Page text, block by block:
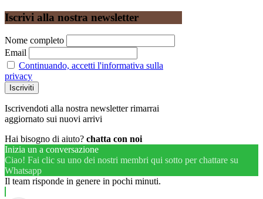
Iscrivi alla nostra newsletter
Nome completo
Email
Continuando, accetti l'informativa sulla
privacy
Iscrivendoti alla nostra newsletter rimarrai
aggiornato sui nuovi arrivi
Hai bisogno di aiuto? chatta con noi
Inizia un a conversazione
Ciao! Fai clic su uno dei nostri membri qui sotto per chattare su
Whatsapp
Il team risponde in genere in pochi minuti.